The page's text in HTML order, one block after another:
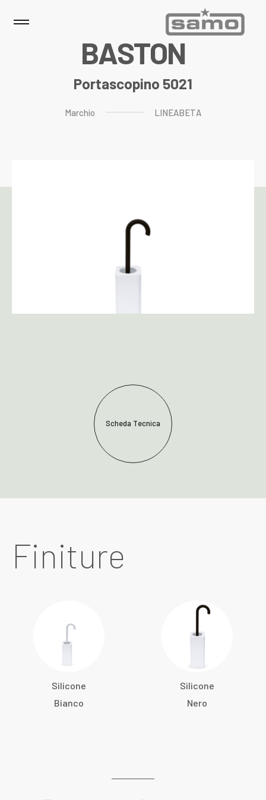
BASTON
Portascopino 5021
Marchio LINEABETA
Scheda Tecnica
Finiture
Silicone
Bianco
Silicone
Nero